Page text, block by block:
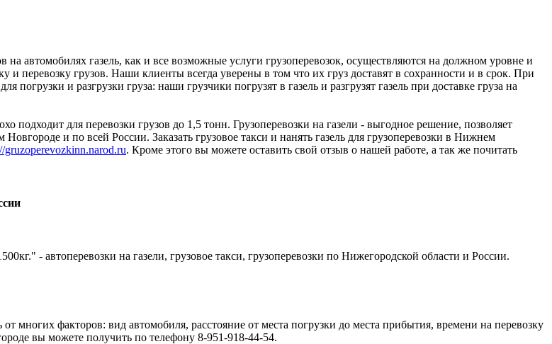
автомобилях газель, как и все возможные услуги грузоперевозок, осуществляются на должном уровне и
и перевозку грузов. Наши клиенты всегда уверены в том что их груз доставят в сохранности и в срок. При
погрузки и разгрузки груза: наши грузчики погрузят в газель и разгрузят газель при доставке груза на
подходит для перевозки грузов до 1,5 тонн. Грузоперевозки на газели - выгодное решение, позволяет
и по всей России. Заказать грузовое такси и нанять газель для грузоперевозки в Нижнем
gruzoperevozkinn.narod.ru. Кроме этого вы можете оставить свой отзыв о нашей работе, а так же почитать
- автоперевозки на газели, грузовое такси, грузоперевозки по Нижегородской области и России.
многих факторов: вид автомобиля, расстояние от места погрузки до места прибытия, времени на перевозку
вы можете получить по телефону 8-951-918-44-54.